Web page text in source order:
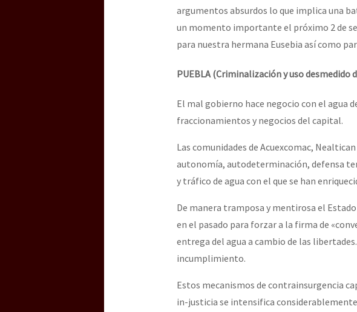
argumentos absurdos lo que implica una
un momento importante el próximo 2 de
para nuestra hermana Eusebia así como
PUEBLA (Criminalización y uso desmedido
El mal gobierno hace negocio con el agua
fraccionamientos y negocios del capital.
Las comunidades de Acuexcomac,
autonomía, autodeterminación, defensa
y tráfico de agua con el que se han
De manera tramposa y mentirosa el
en el pasado para forzar a la firma de
entrega del agua a cambio de las
incumplimiento.
Estos mecanismos de contrainsurgencia
in-justicia se intensifica